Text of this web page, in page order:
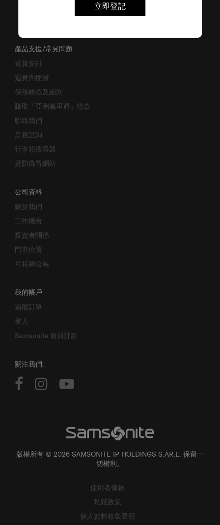
立即登記
產品支援/常見問題
送貨安排
退貨與換貨
保修條款及細則
賺取「亞洲萬里通」條款
聯絡我們
業務諮詢
行李箱搜尋器
提防偽冒網站
公司資料
關於我們
工作機會
投資者關係
門市位置
可持續發展
我的帳戶
追蹤訂單
登入
Samsonite 會員計劃
關注我們:
版權所有 © 2026 SAMSONITE IP HOLDINGS S.ÀR.L. 保留一
切權利。
使用者條款
私隱政策
個人資料收集聲明